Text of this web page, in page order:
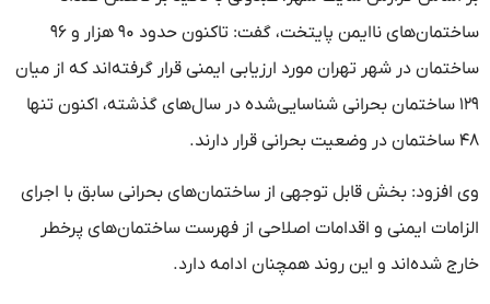
ساختمان‌های ناایمن پایتخت، گفت: تاکنون حدود ۹۰ هزار و ۹۶
ساختمان در شهر تهران مورد ارزیابی ایمنی قرار گرفته‌اند که از میان
۱۲۹ ساختمان بحرانی شناسایی‌شده در سال‌های گذشته، اکنون تنها
۴۸ ساختمان در وضعیت بحرانی قرار دارند.
وی افزود: بخش قابل توجهی از ساختمان‌های بحرانی سابق با اجرای
الزامات ایمنی و اقدامات اصلاحی از فهرست ساختمان‌های پرخطر
خارج شده‌اند و این روند همچنان ادامه دارد.